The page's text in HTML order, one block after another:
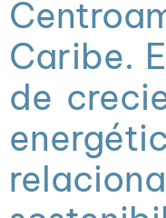
Caribe.
de